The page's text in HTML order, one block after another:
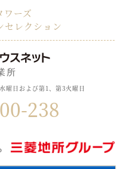
ワーズ
セレクション
所
曜日および第1、第3火曜日
238